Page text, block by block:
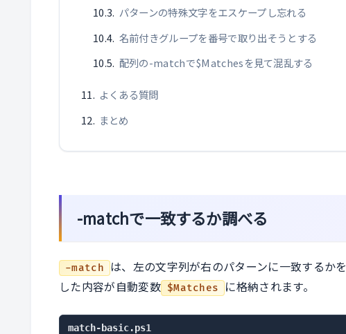
パターンの特殊文字をエスケープし忘れる
名前付きグループを番号で取り出そうとする
配列の-matchで$Matchesを見て混乱する
よくある質問
まとめ
-matchで一致するか調べる
-match は、左の文字列が右のパターンに一致するかを
した内容が自動変数 $Matches に格納されます。
match-basic.ps1